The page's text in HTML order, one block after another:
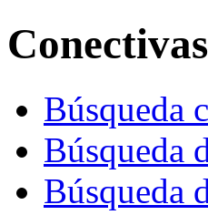
Búsqueda
Búsqueda
Búsqueda